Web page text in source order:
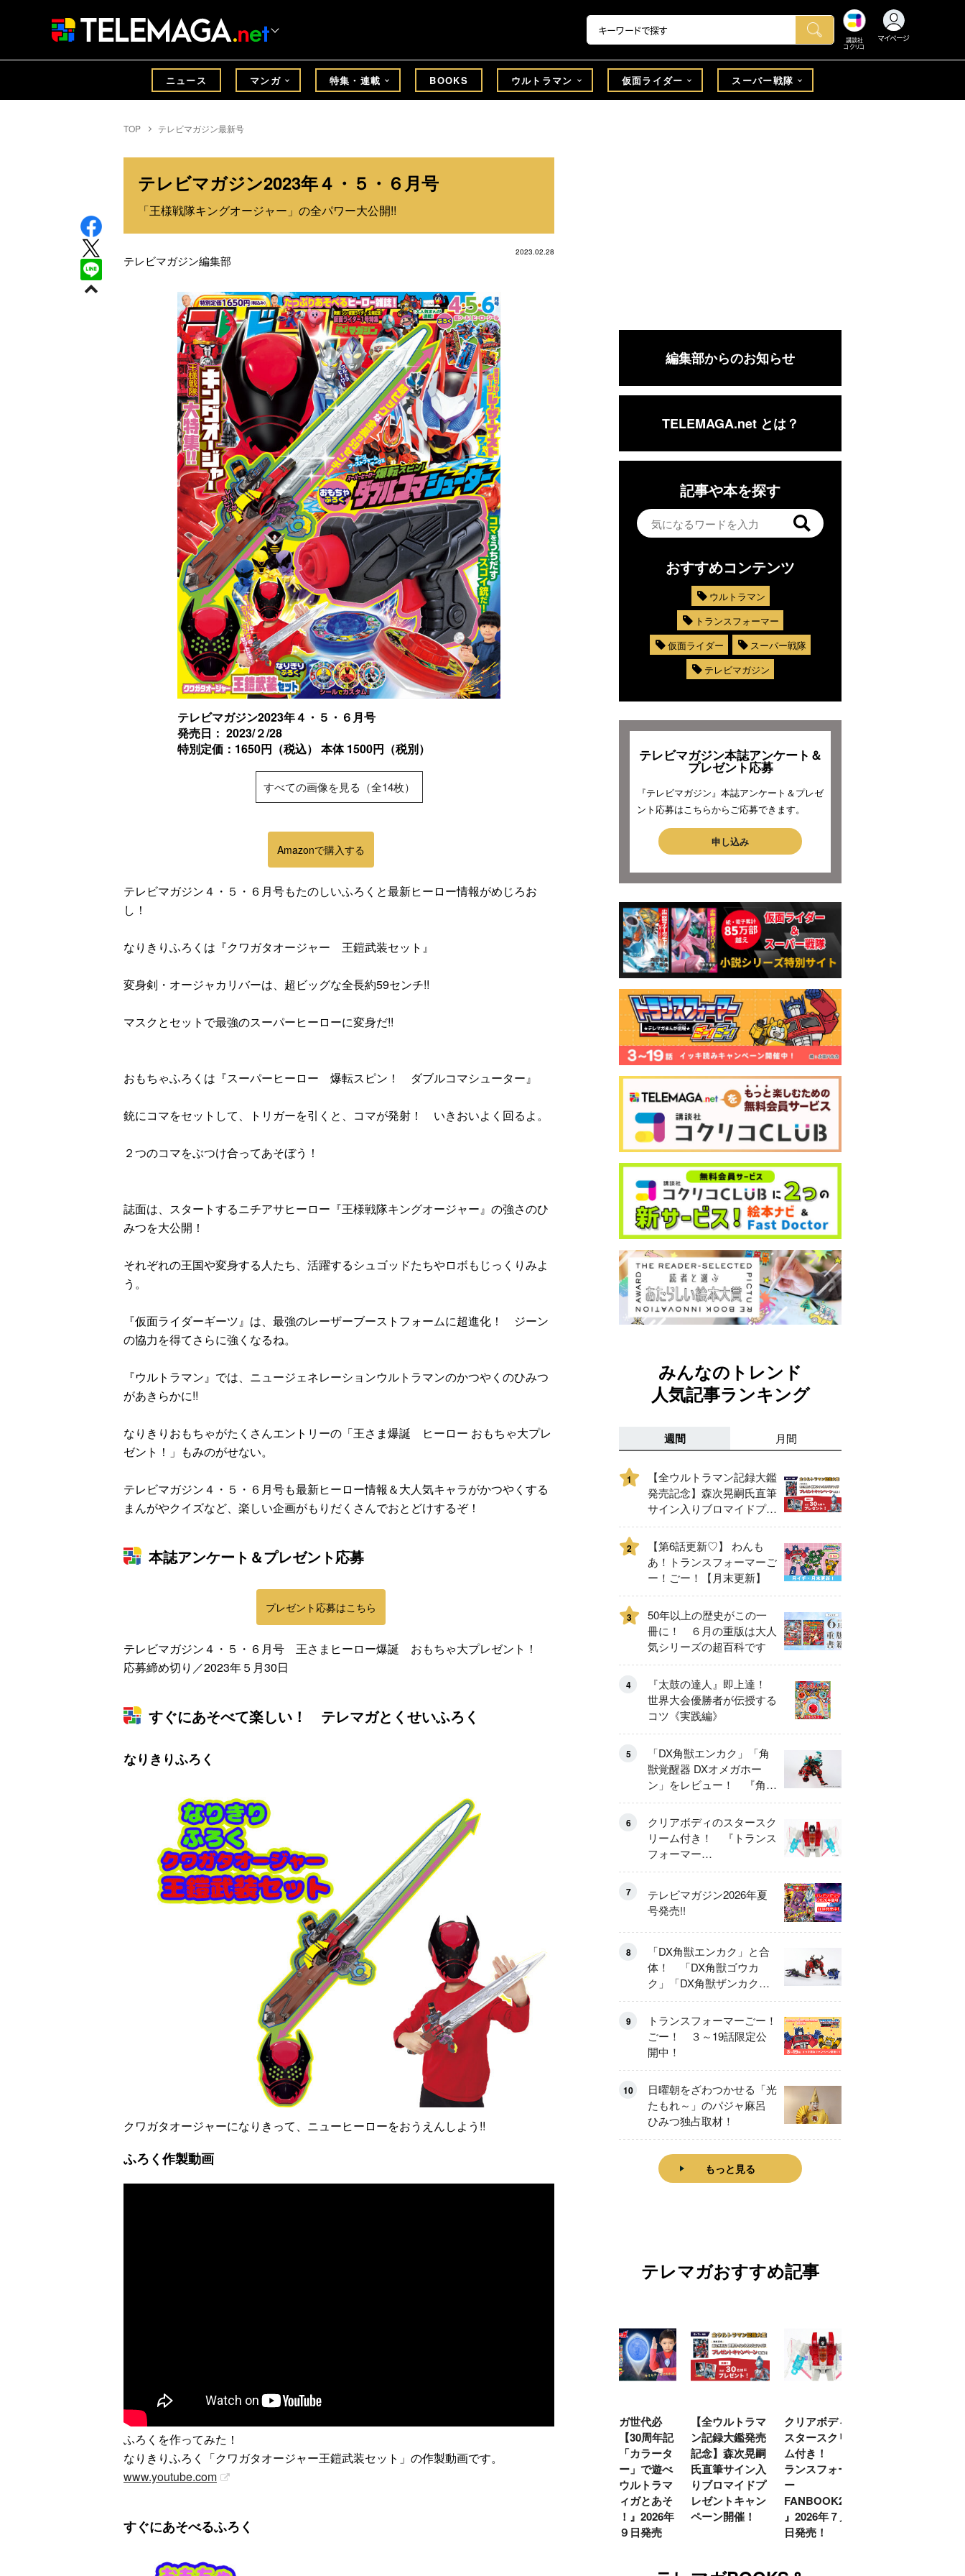
講談社
コクリコ
マイページ
ニュース マンガ 特集・連載 BOOKS ウルトラマン 仮面ライダー スーパー戦隊
TOP テレビマガジン最新号
テレビマガジン2023年４・５・６月号
「王様戦隊キングオージャー」の全パワー大公開!!
2023.02.28
テレビマガジン編集部
テレビマガジン2023年４・５・６月号
発売日： 2023/２/28
特別定価：1650円（税込） 本体 1500円（税別）
すべての画像を見る（全14枚）
Amazonで購入する
テレビマガジン４・５・６月号もたのしいふろくと最新ヒーロー情報がめじろお
し！
なりきりふろくは『クワガタオージャー 王鎧武装セット』
変身剣・オージャカリバーは、超ビッグな全長約59センチ!!
マスクとセットで最強のスーパーヒーローに変身だ!!
おもちゃふろくは『スーパーヒーロー 爆転スピン！ ダブルコマシューター』
銃にコマをセットして、トリガーを引くと、コマが発射！ いきおいよく回るよ。
２つのコマをぶつけ合ってあそぼう！
誌面は、スタートするニチアサヒーロー『王様戦隊キングオージャー』の強さのひ
みつを大公開！
それぞれの王国や変身する人たち、活躍するシュゴッドたちやロボもじっくりみよ
う。
『仮面ライダーギーツ』は、最強のレーザーブーストフォームに超進化！ ジーン
の協力を得てさらに強くなるね。
『ウルトラマン』では、ニュージェネレーションウルトラマンのかつやくのひみつ
があきらかに!!
なりきりおもちゃがたくさんエントリーの「王さま爆誕 ヒーロー おもちゃ大プレ
ゼント！」もみのがせない。
テレビマガジン４・５・６月号も最新ヒーロー情報＆大人気キャラがかつやくする
まんがやクイズなど、楽しい企画がもりだくさんでおとどけするぞ！
本誌アンケート＆プレゼント応募
プレゼント応募はこちら
テレビマガジン４・５・６月号 王さまヒーロー爆誕 おもちゃ大プレゼント！
応募締め切り／2023年５月30日
すぐにあそべて楽しい！ テレマガとくせいふろく
なりきりふろく
クワガタオージャーになりきって、ニューヒーローをおうえんしよう!!
ふろく作製動画
ふろくを作ってみた！
なりきりふろく「クワガタオージャー王鎧武装セット」の作製動画です。
www.youtube.com
すぐにあそべるふろく
編集部からのお知らせ
TELEMAGA.net とは？
記事や本を探す
おすすめコンテンツ
ウルトラマン
トランスフォーマー
仮面ライダー
スーパー戦隊
テレビマガジン
テレビマガジン本誌アンケート＆
プレゼント応募
『テレビマガジン』本誌アンケート＆プレゼ
ント応募はこちらからご応募できます。
申し込み
みんなのトレンド
人気記事ランキング
週間 月間
1
【全ウルトラマン記録大鑑
発売記念】森次晃嗣氏直筆
サイン入りブロマイドプレ
ゼントキャンペーン開催！
2
【第6話更新♡】 わんも
あ！トランスフォーマーご
ー！ごー！【月末更新】
3
50年以上の歴史がこの一
冊に！ ６月の重版は大人
気シリーズの超百科です
4
『太鼓の達人』即上達！
世界大会優勝者が伝授する
コツ《実践編》
5
「DX角獣エンカク」「角
獣覚醒器 DXオメガホー
ン」をレビュー！ 『角醒
ハンター オメガホーン』
の玩具展開がスタート！
6
クリアボディのスタースク
リーム付き！ 『トランス
フォーマー
FANBOOK2026』2026年
7
テレビマガジン2026年夏
号発売!!
8
「DX角獣エンカク」と合
体！ 「DX角獣ゴウカ
ク」「DX角獣ザンカク」
をレビュー！
9
トランスフォーマーごー！
ごー！ ３～19話限定公
開中！
10
日曜朝をざわつかせる「光
たもれ～」のパジャ麻呂
ひみつ独占取材！
もっと見る
テレマガおすすめ記事
【第6話更新
♡】 わんもあ！
トランスフォー
マーごー！ご
ー！【月末更
リーズ60周年記
念！ ウルトラ
セブン＝モロボ
シ・ダンを演じ
念！ 仮面ライ
ダー１号＝本郷
売!!
【全ウルトラマ
ン記録大鑑発売
記念】森次晃嗣
氏直筆サイン入
りブロマイドプ
レゼントキャン
ペーン開催！
クリアボディの
スタースクリー
ム付き！ 『ト
ランスフォーマ
ー
FANBOOK2026
』2026年７月31
【特別編】トラ
ンスフォーマー
ごー！ごー！
【月イチ更新】